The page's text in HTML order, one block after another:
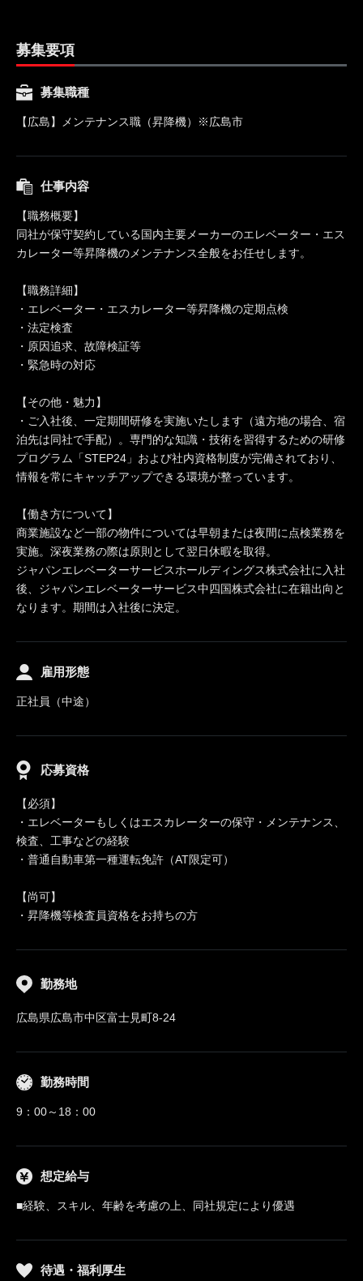
募集要項
募集職種
【広島】メンテナンス職（昇降機）※広島市
仕事内容
【職務概要】
同社が保守契約している国内主要メーカーのエレベーター・エス
カレーター等昇降機のメンテナンス全般をお任せします。
【職務詳細】
・エレベーター・エスカレーター等昇降機の定期点検
・法定検査
・原因追求、故障検証等
・緊急時の対応
【その他・魅力】
・ご入社後、一定期間研修を実施いたします（遠方地の場合、宿
泊先は同社で手配）。専門的な知識・技術を習得するための研修
プログラム「STEP24」および社内資格制度が完備されており、
情報を常にキャッチアップできる環境が整っています。
【働き方について】
商業施設など一部の物件については早朝または夜間に点検業務を
実施。深夜業務の際は原則として翌日休暇を取得。
ジャパンエレベーターサービスホールディングス株式会社に入社
後、ジャパンエレベーターサービス中四国株式会社に在籍出向と
なります。期間は入社後に決定。
雇用形態
正社員（中途）
応募資格
【必須】
・エレベーターもしくはエスカレーターの保守・メンテナンス、
検査、工事などの経験
・普通自動車第一種運転免許（AT限定可）
【尚可】
・昇降機等検査員資格をお持ちの方
勤務地
広島県広島市中区富士見町8-24
勤務時間
9：00～18：00
想定給与
■経験、スキル、年齢を考慮の上、同社規定により優遇
待遇・福利厚生